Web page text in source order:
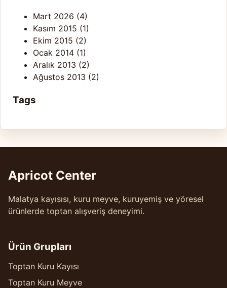
Mart 2026 (4)
Kasım 2015 (1)
Ekim 2015 (2)
Ocak 2014 (1)
Aralık 2013 (2)
Ağustos 2013 (2)
Tags
Apricot Center
Malatya kayısısı, kuru meyve, kuruyemiş ve yöresel
ürünlerde toptan alışveriş deneyimi.
Ürün Grupları
Toptan Kuru Kayısı
Toptan Kuru Meyve